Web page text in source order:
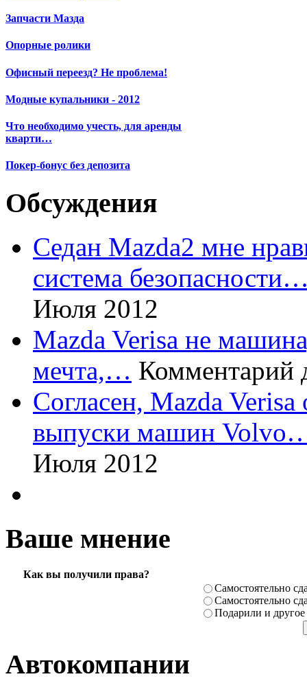
Запчасти Мазда
Опорные ролики
Офисный переезд? Не проблема!
Модные купальники - 2012
Что необходимо учесть, для аренды
кварти…
Покер-бонус без депозита
Обсуждения
Седан Mazda2 мне
система
Июля 2012
Mazda Verisa не
мечта,… Комментарий
Согласен, Mazda
выпуски машин
Июля 2012
Ваше мнение
Как вы получили права?
Самостоя­тельно
Самостоя­тельно
Подарили­ и другое
Автокомпании